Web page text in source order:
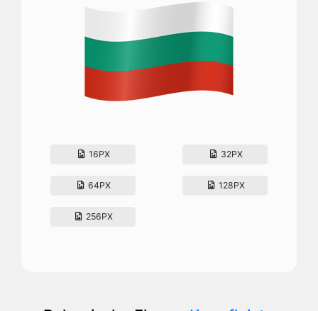
16PX 32PX
64PX 128PX
256PX